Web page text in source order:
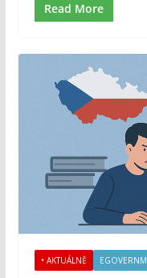
Read More
• AKTUÁLNĚ